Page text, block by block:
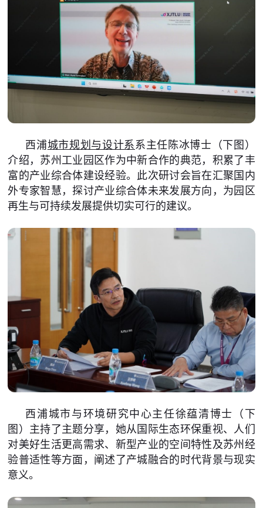
西浦城市规划与设计系系主任陈冰博士（下图）
介绍，苏州工业园区作为中新合作的典范，积累了丰
富的产业综合体建设经验。此次研讨会旨在汇聚国内
外专家智慧，探讨产业综合体未来发展方向，为园区
再生与可持续发展提供切实可行的建议。
西浦城市与环境研究中心主任徐蕴清博士（下
图）主持了主题分享，她从国际生态环保重视、人们
对美好生活更高需求、新型产业的空间特性及苏州经
验普适性等方面，阐述了产城融合的时代背景与现实
意义。